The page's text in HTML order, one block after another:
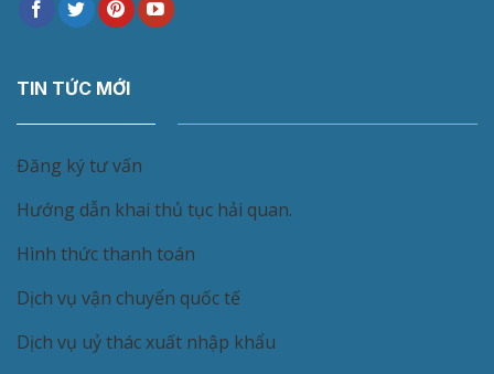
TIN TỨC MỚI
Đăng ký tư vấn
Hướng dẫn khai thủ tục hải quan.
Hình thức thanh toán
Dịch vụ vận chuyển quốc tế
Dịch vụ uỷ thác xuất nhập khẩu